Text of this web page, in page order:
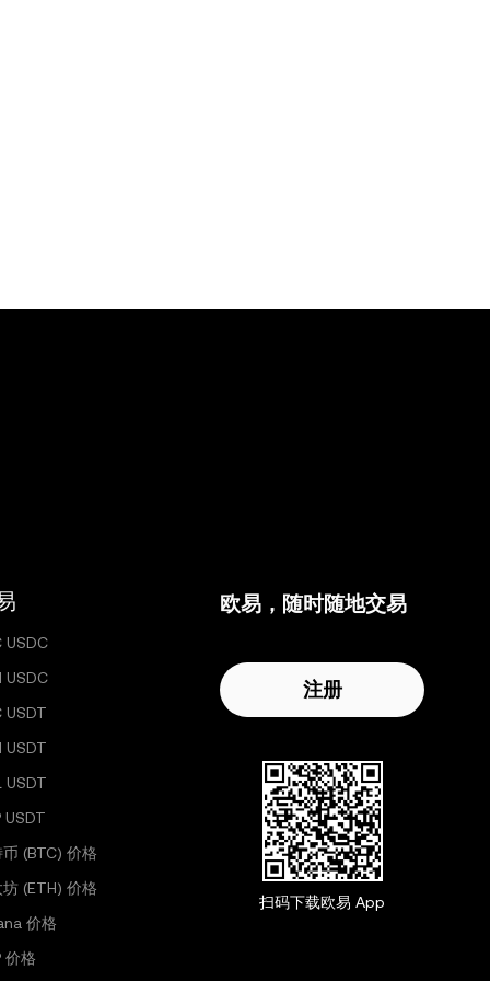
USDC
USDC
USDT
USDT
USDT
USDT
币 (BTC) 价格
坊 (ETH) 价格
价格
价格
欧易，随时随地交易
注册
扫码下载欧易 App